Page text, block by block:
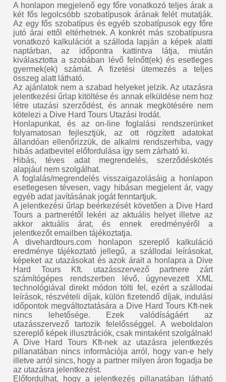
A honlapon megjelenő egy főre vonatkozó teljes árak a
két fős legolcsóbb szobatípusok árának felét mutatják.
Az egy fős szobatípus és egyéb szobatípusok egy főre
jutó árai ettől eltérhetnek. A konkrét más szobatípusra
vonatkozó kalkulációt a szálloda lapján a képek alatti
naptárban, az időpontra kattintva látja, miután
kiválasztotta a szobában lévő felnőtt(ek) és esetleges
gyermek(ek) számát. A fizetési ütemezés a teljes
összeg alatt látható.
Az ajánlatok nem a szabad helyeket jelzik. Az utazásra
jelentkezési űrlap kitöltése és annak elküldése nem hoz
létre utazási szerződést, és annak megkötésére nem
kötelezi a Dive Hard Tours Utazási Irodát.
Honlapunkat, és az on-line foglalási rendszerünket
folyamatosan fejlesztjük, az ott rögzített adatokat
állandóan ellenőrizzük, de alkalmi rendszerhiba, vagy
hibás adatbevitel előfordulása így sem zárható ki.
Hibás, téves adat megrendelés, szerződéskötés
alapjául nem szolgálhat.
A foglalás/megrendelés visszaigazolásáig a honlapon
esetlegesen tévesen, vagy hibásan megjelent ár, vagy
egyéb adat javításának jogát fenntartjuk.
A jelentkezési űrlap beérkezését követően a Dive Hard
Tours a partnerétől lekéri az aktuális helyet illetve az
akkor aktuális árat, és ennek eredményéről a
jelentkezőt emailben tájékoztatja.
A divehardtours.com honlapon szereplő kalkuláció
eredménye tájékoztató jellegű, a szállodai leírásokat,
képeket az utazásokat és azok árait a honlapra a Dive
Hard Tours Kft. utazásszervező partnere zárt
számítógépes rendszerben lévő, úgynevezett XML
technológiával direkt módon tölti fel, ezért a szállodai
leírások, részvételi díjak, külön fizetendő díjak, indulási
időpontok megváltoztatására a Dive Hard Tours Kft-nek
nincs lehetősége. Ezek valódíságáért az
utazásszervező tartozik felelősséggel. A weboldalon
szereplő képek illusztrációk, csak mintaként szolgálnak!
A Dive Hard Tours Kft-nek az utazásra jelentkezés
pillanatában nincs információja arról, hogy van-e hely
illetve arról sincs, hogy a partner milyen áron fogadja be
az utazásra jelentkezést.
Előfordulhat, hogy a jelentkezés pillanatában látható